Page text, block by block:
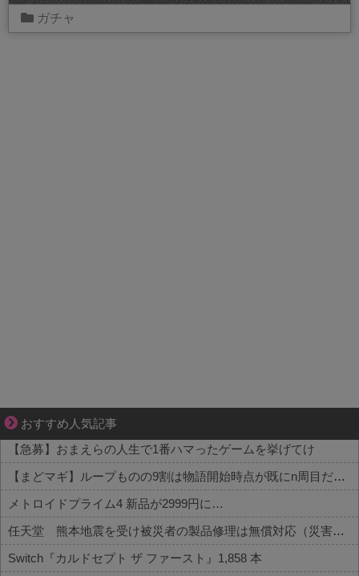
ガチャ
おすすめ人気記事
三十路女子×後輩男子、近づく心とすれ違い
【急募】おまえらの人生で1番ハマったゲームを挙げてけ
【まどマギ】ループものの9割は物語開始時点が既にn周目だったって仕掛けがあるよね
メトロイドプライム4 新品が2999円に…
任天堂 熊本地震を受け被災者の製品修理は無償対応（災害救助法適用地域） 義援金5000万円寄付
Switch『カルドセプト ザ ファースト』1,858 本